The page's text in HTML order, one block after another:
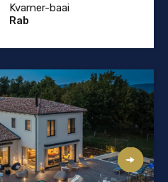
Kvarner-baai
Rab